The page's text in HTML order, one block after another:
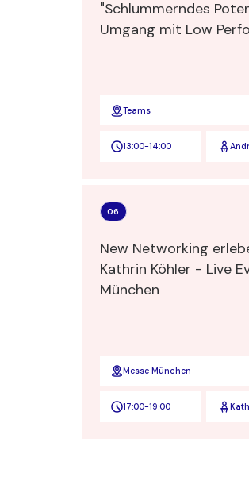
"Schlummerndes
Umgang mit Low
Teams
13:00-14:00
06
New Networking
Kathrin Köhler - Live
München
Messe München
17:00-19:00